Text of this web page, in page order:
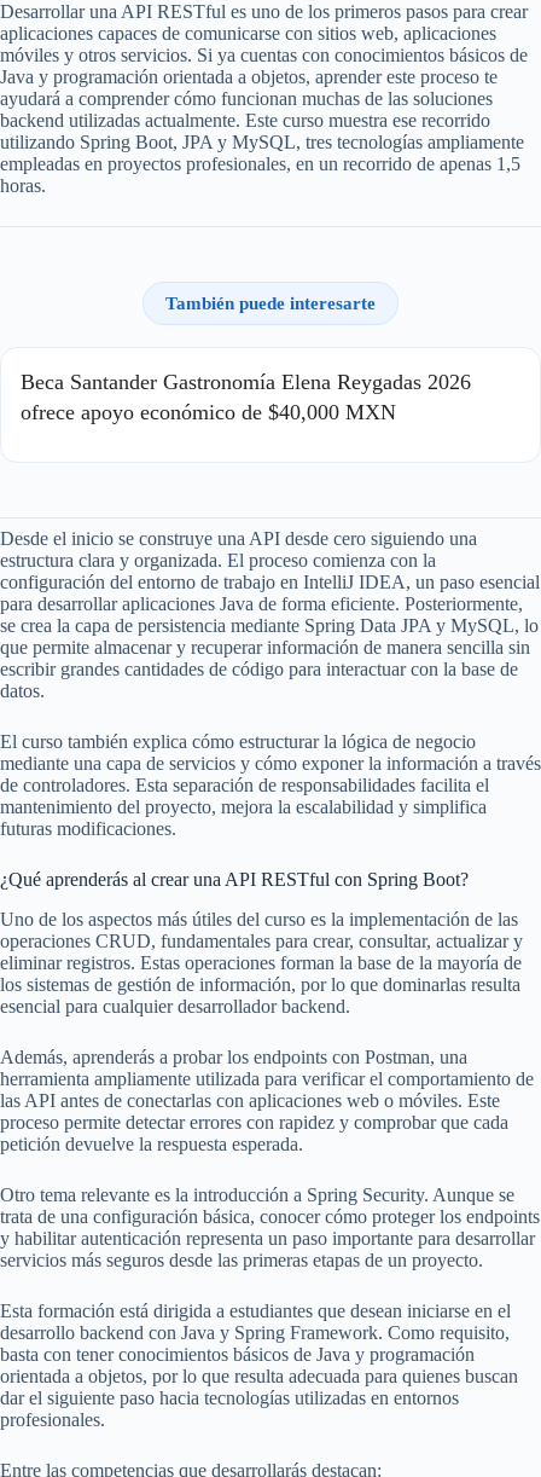
Desarrollar una API RESTful es uno de los primeros pasos para crear
aplicaciones capaces de comunicarse con sitios web, aplicaciones
móviles y otros servicios. Si ya cuentas con conocimientos básicos de
Java y programación orientada a objetos, aprender este proceso te
ayudará a comprender cómo funcionan muchas de las soluciones
backend utilizadas actualmente. Este curso muestra ese recorrido
utilizando Spring Boot, JPA y MySQL, tres tecnologías ampliamente
empleadas en proyectos profesionales, en un recorrido de apenas 1,5
horas.
También puede interesarte
Beca Santander Gastronomía Elena Reygadas 2026
ofrece apoyo económico de $40,000 MXN
Desde el inicio se construye una API desde cero siguiendo una
estructura clara y organizada. El proceso comienza con la
configuración del entorno de trabajo en IntelliJ IDEA, un paso esencial
para desarrollar aplicaciones Java de forma eficiente. Posteriormente,
se crea la capa de persistencia mediante Spring Data JPA y MySQL, lo
que permite almacenar y recuperar información de manera sencilla sin
escribir grandes cantidades de código para interactuar con la base de
datos.
El curso también explica cómo estructurar la lógica de negocio
mediante una capa de servicios y cómo exponer la información a través
de controladores. Esta separación de responsabilidades facilita el
mantenimiento del proyecto, mejora la escalabilidad y simplifica
futuras modificaciones.
¿Qué aprenderás al crear una API RESTful con Spring Boot?
Uno de los aspectos más útiles del curso es la implementación de las
operaciones CRUD, fundamentales para crear, consultar, actualizar y
eliminar registros. Estas operaciones forman la base de la mayoría de
los sistemas de gestión de información, por lo que dominarlas resulta
esencial para cualquier desarrollador backend.
Además, aprenderás a probar los endpoints con Postman, una
herramienta ampliamente utilizada para verificar el comportamiento de
las API antes de conectarlas con aplicaciones web o móviles. Este
proceso permite detectar errores con rapidez y comprobar que cada
petición devuelve la respuesta esperada.
Otro tema relevante es la introducción a Spring Security. Aunque se
trata de una configuración básica, conocer cómo proteger los endpoints
y habilitar autenticación representa un paso importante para desarrollar
servicios más seguros desde las primeras etapas de un proyecto.
Esta formación está dirigida a estudiantes que desean iniciarse en el
desarrollo backend con Java y Spring Framework. Como requisito,
basta con tener conocimientos básicos de Java y programación
orientada a objetos, por lo que resulta adecuada para quienes buscan
dar el siguiente paso hacia tecnologías utilizadas en entornos
profesionales.
Entre las competencias que desarrollarás destacan: